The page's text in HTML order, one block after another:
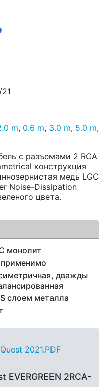
m, 0.6 m, 3.0 m, 5.0 m,
с разъемами 2 RCA
конструкция
медь LGC
Noise-Dissipation
цвета.
монолит
дважды
слоем металла
2021.PDF
2RCA-